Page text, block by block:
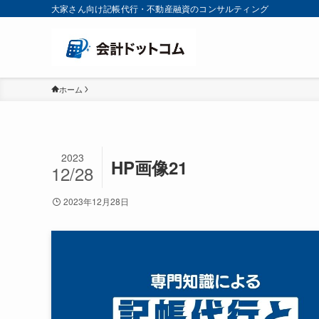
大家さん向け記帳代行・不動産融資のコンサルティング
ホーム
HP画像21
2023
12/28
2023年12月28日